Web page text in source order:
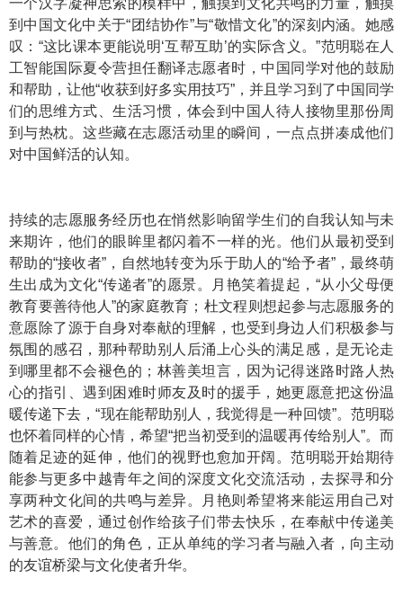
一个汉字凝神思索的模样中，触摸到文化共鸣的力量，触摸
到中国文化中关于“团结协作”与“敬惜文化”的深刻内涵。她感
叹：“这比课本更能说明‘互帮互助’的实际含义。”范明聪在人
工智能国际夏令营担任翻译志愿者时，中国同学对他的鼓励
和帮助，让他“收获到好多实用技巧”，并且学习到了中国同学
们的思维方式、生活习惯，体会到中国人待人接物里那份周
到与热枕。这些藏在志愿活动里的瞬间，一点点拼凑成他们
对中国鲜活的认知。
持续的志愿服务经历也在悄然影响留学生们的自我认知与未
来期许，他们的眼眸里都闪着不一样的光。他们从最初受到
帮助的“接收者”，自然地转变为乐于助人的“给予者”，最终萌
生出成为文化“传递者”的愿景。月艳笑着提起，“从小父母便
教育要善待他人”的家庭教育；杜文程则想起参与志愿服务的
意愿除了源于自身对奉献的理解，也受到身边人们积极参与
氛围的感召，那种帮助别人后涌上心头的满足感，是无论走
到哪里都不会褪色的；林善美坦言，因为记得迷路时路人热
心的指引、遇到困难时师友及时的援手，她更愿意把这份温
暖传递下去，“现在能帮助别人，我觉得是一种回馈”。范明聪
也怀着同样的心情，希望“把当初受到的温暖再传给别人”。而
随着足迹的延伸，他们的视野也愈加开阔。范明聪开始期待
能参与更多中越青年之间的深度文化交流活动，去探寻和分
享两种文化间的共鸣与差异。月艳则希望将来能运用自己对
艺术的喜爱，通过创作给孩子们带去快乐，在奉献中传递美
与善意。他们的角色，正从单纯的学习者与融入者，向主动
的友谊桥梁与文化使者升华。